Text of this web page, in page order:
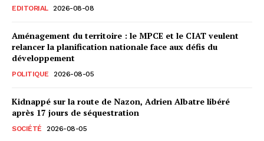
EDITORIAL 2026-08-08
Aménagement du territoire : le MPCE et le CIAT veulent
relancer la planification nationale face aux défis du
développement
POLITIQUE 2026-08-05
Kidnappé sur la route de Nazon, Adrien Albatre libéré
après 17 jours de séquestration
SOCIÉTÉ 2026-08-05